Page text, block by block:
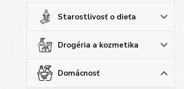
Starostlivosť o dieťa
Drogéria a kozmetika
Domácnosť